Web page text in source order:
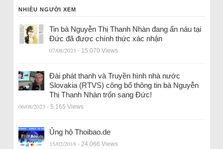
NHIỀU NGƯỜI XEM
Tin bà Nguyễn Thị Thanh Nhàn đang ẩn náu tại
Đức đã được chính thức xác nhận
07/08/2023 - 15.070 Views
Đài phát thanh và Truyền hình nhà nước
Slovakia (RTVS) công bố thông tin bà Nguyễn
Thị Thanh Nhàn trốn sang Đức!
06/08/2023 - 5.165 Views
Ủng hộ Thoibao.de
15/02/2018 - 24.066 Views